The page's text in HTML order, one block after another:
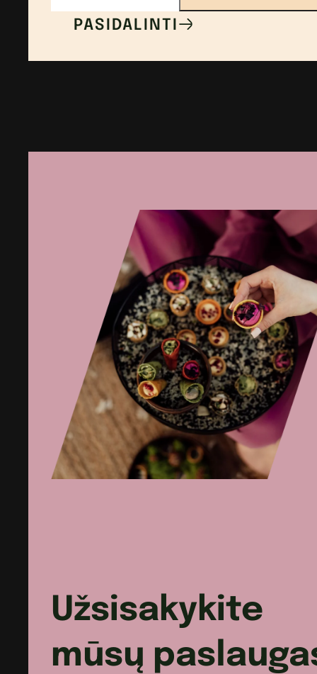
Brusketa
su
avokadų-
kalendros
kremu,
sepijų
majonezu
PASIDALINTI
Užsisakykite
mūsų